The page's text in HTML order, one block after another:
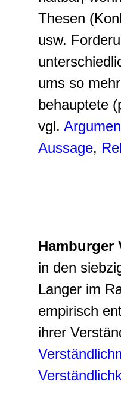
Thesen
usw.
ums so
behauptete
vgl.
Aussage,
Hamburger
in den
Langer im
empirisch
ihrer